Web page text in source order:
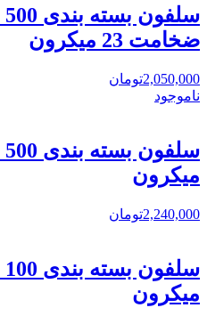
ضخامت 23 میکرون
2,050,000تومان
ناموجود
میکرون
2,240,000تومان
میکرون